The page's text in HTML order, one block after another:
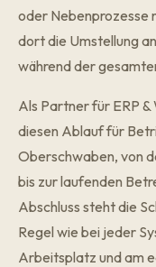
oder Nebenprozesse
dort die Umstellung
während der
Als Partner für ERP
diesen Ablauf für
Oberschwaben, von
bis zur laufenden
Abschluss steht die
Regel wie bei jeder
Arbeitsplatz und am